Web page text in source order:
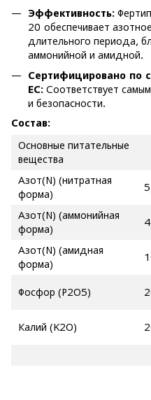
Эффективность:
20 обеспечивает
длительного периода,
аммонийной и амидной.
Сертифицировано по
ЕС: Соответствует
и безопасности.
Состав:
Основные питательные
вещества
Азот(N) (нитратная
форма)
Азот(N) (аммонийная
форма)
Азот(N) (амидная
форма)
Фосфор (P2O5)
Калий (K2O)